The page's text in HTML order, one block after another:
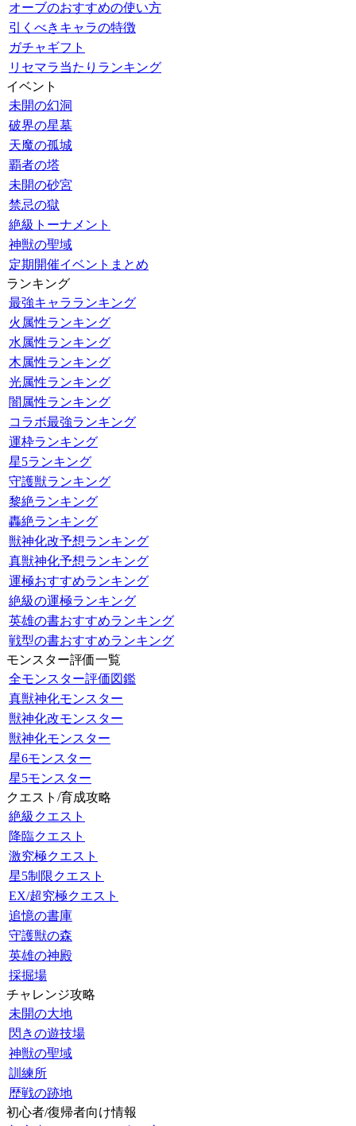
オーブのおすすめの使い方
引くべきキャラの特徴
ガチャギフト
リセマラ当たりランキング
イベント
未開の幻洞
破界の星墓
天魔の孤城
覇者の塔
未開の砂宮
禁忌の獄
絶級トーナメント
神獣の聖域
定期開催イベントまとめ
ランキング
最強キャラランキング
火属性ランキング
水属性ランキング
木属性ランキング
光属性ランキング
闇属性ランキング
コラボ最強ランキング
運枠ランキング
星5ランキング
守護獣ランキング
黎絶ランキング
轟絶ランキング
獣神化改予想ランキング
真獣神化予想ランキング
運極おすすめランキング
絶級の運極ランキング
英雄の書おすすめランキング
戦型の書おすすめランキング
モンスター評価一覧
全モンスター評価図鑑
真獣神化モンスター
獣神化改モンスター
獣神化モンスター
星6モンスター
星5モンスター
クエスト/育成攻略
絶級クエスト
降臨クエスト
激究極クエスト
星5制限クエスト
EX/超究極クエスト
追憶の書庫
守護獣の森
英雄の神殿
採掘場
チャレンジ攻略
未開の大地
閃きの遊技場
神獣の聖域
訓練所
歴戦の跡地
初心者/復帰者向け情報